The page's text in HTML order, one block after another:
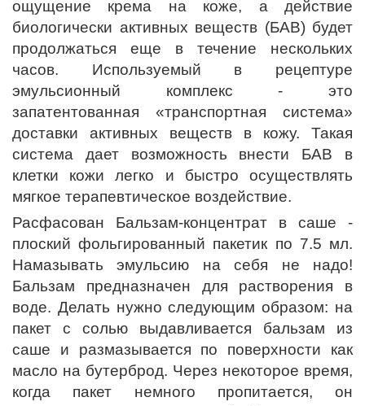
ощущение крема на коже, а действие
биологически активных веществ (БАВ) будет
продолжаться еще в течение нескольких
часов. Используемый в рецептуре
эмульсионный комплекс - это
запатентованная «транспортная система»
доставки активных веществ в кожу. Такая
система дает возможность внести БАВ в
клетки кожи легко и быстро осуществлять
мягкое терапевтическое воздействие.
Расфасован Бальзам-концентрат в саше -
плоский фольгированный пакетик по 7.5 мл.
Намазывать эмульсию на себя не надо!
Бальзам предназначен для растворения в
воде. Делать нужно следующим образом: на
пакет с солью выдавливается бальзам из
саше и размазывается по поверхности как
масло на бутерброд. Через некоторое время,
когда пакет немного пропитается, он